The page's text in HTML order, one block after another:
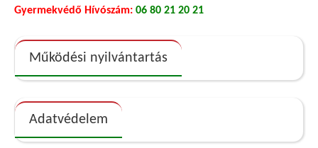
Gyermekvédő Hívószám: 06 80 21 20 21
Működési nyilvántartás
Adatvédelem